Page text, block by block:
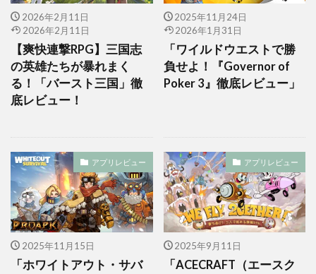
2026年2月11日
2026年2月11日
【爽快連撃RPG】三国志
の英雄たちが暴れまく
る！「バースト三国」徹
底レビュー！
2025年11月24日
2026年1月31日
「ワイルドウエストで勝
負せよ！『Governor of
Poker 3』徹底レビュー」
アプリレビュー
2025年11月15日
「ホワイトアウト・サバ
アプリレビュー
2025年9月11日
「ACECRAFT（エースク